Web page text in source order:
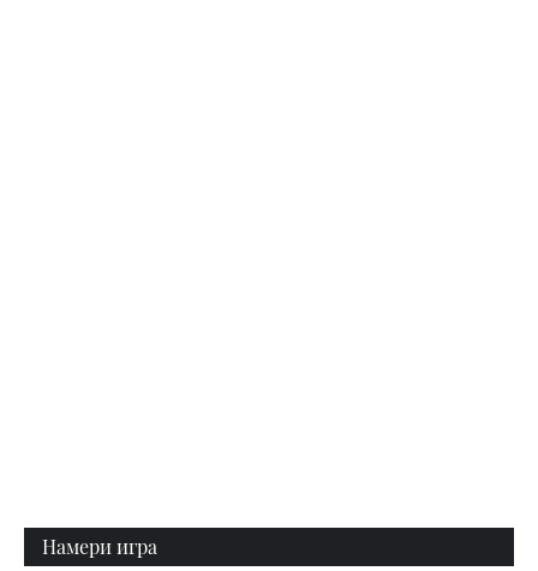
Намери игра